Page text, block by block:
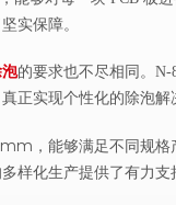
实保障。
的要求也不尽相同。 N-
正实现个性化的除泡解
，能够满足不同规格
样化生产提供了有力支